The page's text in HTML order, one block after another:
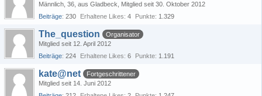
Männlich 36 aus Gladbeck
Mitglied seit 30. Oktober 2012
Beiträge 230 Erhaltene Likes 4 Punkte 1.329
The_question
Organisator
Mitglied seit 12. April 2012
Beiträge 224 Erhaltene Likes 6 Punkte 1.191
kate@net
Fortgeschrittener
Mitglied seit 14. Juni 2012